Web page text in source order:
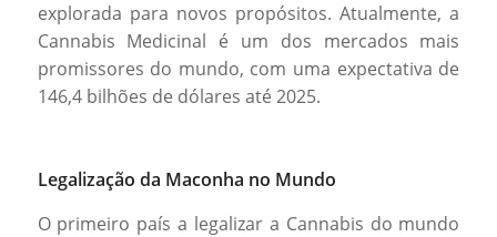
explorada para novos propósitos. Atualmente, a
Cannabis Medicinal é um dos mercados mais
promissores do mundo, com uma expectativa de
146,4 bilhões de dólares até 2025.
Legalização da Maconha no Mundo
O primeiro país a legalizar a Cannabis do mundo